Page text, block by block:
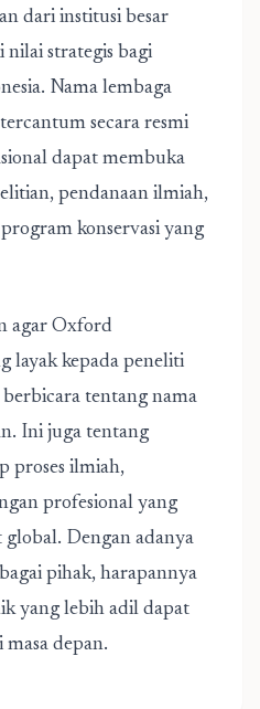
dari institusi besar
strategis bagi
Nama lembaga
secara resmi
dapat membuka
pendanaan ilmiah,
konservasi yang
agar Oxford
layak kepada peneliti
tentang nama
Ini juga tentang
proses ilmiah,
profesional yang
global. Dengan adanya
pihak, harapannya
yang lebih adil dapat
depan.